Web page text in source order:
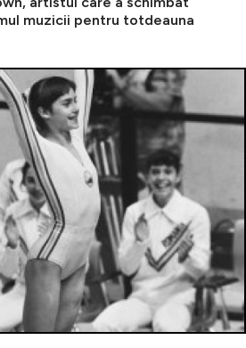
muzicii pentru totdeauna